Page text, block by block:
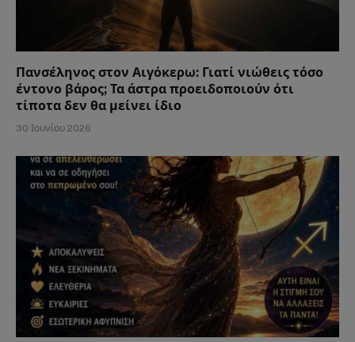
Πανσέληνος στον Αιγόκερω: Γιατί νιώθεις τόσο
έντονο βάρος; Τα άστρα προειδοποιούν ότι
τίποτα δεν θα μείνει ίδιο
30 Ιουνίου 2026